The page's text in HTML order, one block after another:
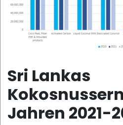
Sri Lankas
Jahren 2021-